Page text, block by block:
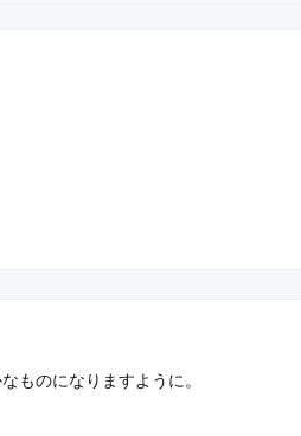
ものになりますように。